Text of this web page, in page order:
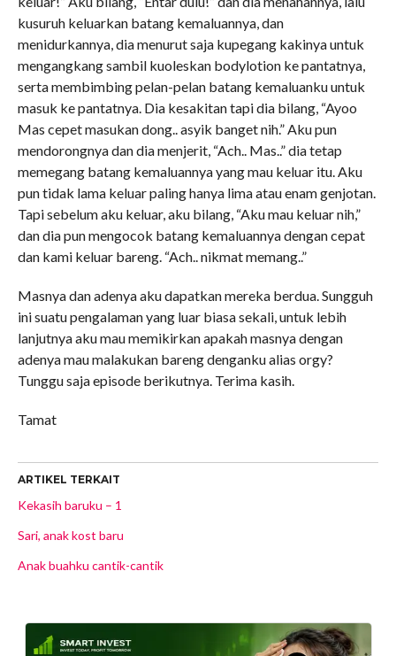
kusuruh keluarkan batang kemaluannya, dan
menidurkannya, dia menurut saja kupegang kakinya untuk
mengangkang sambil kuoleskan bodylotion ke pantatnya,
serta membimbing pelan-pelan batang kemaluanku untuk
masuk ke pantatnya. Dia kesakitan tapi dia bilang, “Ayoo
Mas cepet masukan dong.. asyik banget nih.” Aku pun
mendorongnya dan dia menjerit, “Ach.. Mas..” dia tetap
memegang batang kemaluannya yang mau keluar itu. Aku
pun tidak lama keluar paling hanya lima atau enam genjotan.
Tapi sebelum aku keluar, aku bilang, “Aku mau keluar nih,”
dan dia pun mengocok batang kemaluannya dengan cepat
dan kami keluar bareng. “Ach.. nikmat memang..”
Masnya dan adenya aku dapatkan mereka berdua. Sungguh
ini suatu pengalaman yang luar biasa sekali, untuk lebih
lanjutnya aku mau memikirkan apakah masnya dengan
adenya mau malakukan bareng denganku alias orgy?
Tunggu saja episode berikutnya. Terima kasih.
Tamat
ARTIKEL TERKAIT
Kekasih baruku – 1
Sari, anak kost baru
Anak buahku cantik-cantik